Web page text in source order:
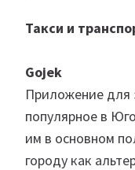
Такси и
Gojek
Приложение для
популярное в
им в основном
городу как